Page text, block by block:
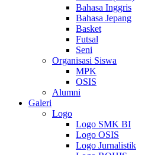
Bahasa Inggris
Bahasa Jepang
Basket
Futsal
Seni
Organisasi Siswa
MPK
OSIS
Alumni
Galeri
Logo
Logo SMK BI
Logo OSIS
Logo Jurnalistik